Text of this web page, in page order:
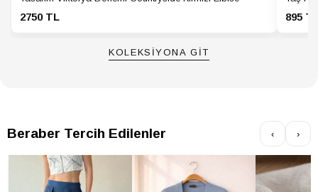
2750 TL 895
KOLEKSİYONA GİT
Beraber Tercih Edilenler ‹ ›